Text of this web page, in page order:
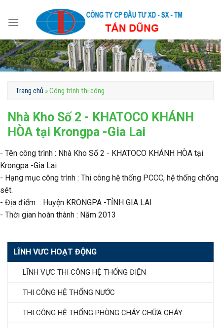
Trang chủ »Công trình thi công
LĨNH VƯC HOẠT ĐỘNG
LĨNH VỰC THI CÔNG HỆ THỐNG ĐIỆN
THI CÔNG HỆ THỐNG NƯỚC
THI CÔNG HỆ THỐNG PHÒNG CHÁY CHỮA CHÁY
Nhà Kho Số 2 - KHATOCO KHÁNH
HÒA tại Krongpa -Gia Lai
- Tên công trình : Nhà Kho Số 2 - KHATOCO KHÁNH HÒA tại
Krongpa -Gia Lai
- Hạng mục công trình : Thi công hệ thống PCCC, hệ thống chống
sét.
- Địa điểm : Huyện KRONGPA -TỈNH GIA LAI
- Thời gian hoàn thành : Năm 2013